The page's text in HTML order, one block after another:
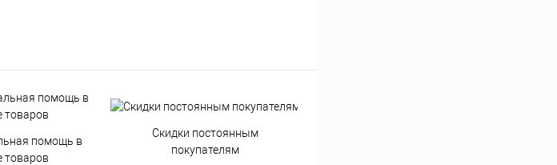
помощь в
товаров
Скидки постоянным
покупателям